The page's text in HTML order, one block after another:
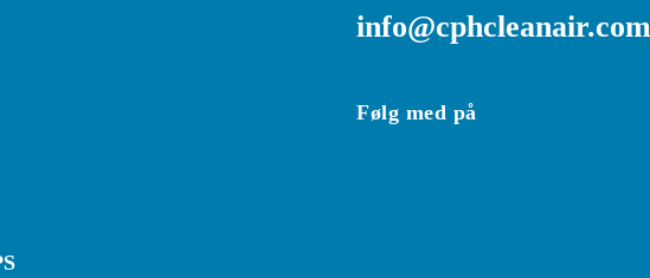
info@cphcleanair.com
Følg med på